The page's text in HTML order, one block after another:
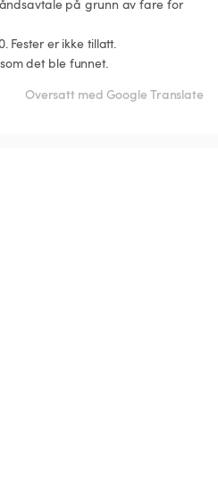
det ble funnet.
Oversatt med Google Translate